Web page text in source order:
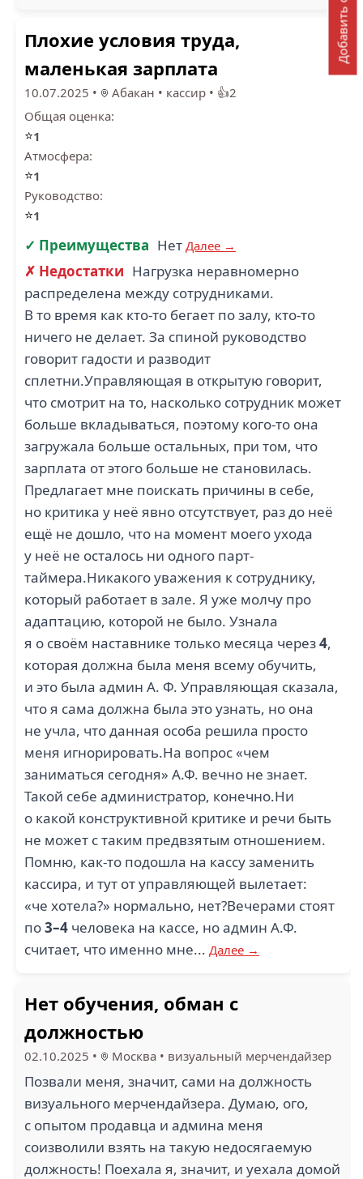
Плохие условия труда,
маленькая зарплата
10.07.2025 • Абакан • кассир • 👍2
Общая оценка:
⭐1
Атмосфера:
⭐1
Руководство:
⭐1
✓ Преимущества Нет Далее →
✗ Недостатки Нагрузка неравномерно
распределена между сотрудниками.
В то время как кто-то бегает по залу, кто-то
ничего не делает. За спиной руководство
говорит гадости и разводит
сплетни.Управляющая в открытую говорит,
что смотрит на то, насколько сотрудник может
больше вкладываться, поэтому кого-то она
загружала больше остальных, при том, что
зарплата от этого больше не становилась.
Предлагает мне поискать причины в себе,
но критика у неё явно отсутствует, раз до неё
ещё не дошло, что на момент моего ухода
у неё не осталось ни одного парт-
таймера.Никакого уважения к сотруднику,
который работает в зале. Я уже молчу про
адаптацию, которой не было. Узнала
я о своём наставнике только месяца через4,
которая должна была меня всему обучить,
и это была админ А. Ф. Управляющая сказала,
что я сама должна была это узнать, но она
не учла, что данная особа решила просто
меня игнорировать.На вопрос «чем
заниматься сегодня» А.Ф. вечно не знает.
Такой себе администратор, конечно.Ни
о какой конструктивной критике и речи быть
не может с таким предвзятым отношением.
Помню, как-то подошла на кассу заменить
кассира, и тут от управляющей вылетает:
«че хотела?» нормально, нет?Вечерами стоят
по3–4 человека на кассе, но админ А.Ф.
считает, что именно мне... Далее →
Нет обучения, обман с
должностью
02.10.2025 • Москва • визуальный мерчендайзер
Позвали меня, значит, сами на должность
визуального мерчендайзера. Думаю, ого,
с опытом продавца и админа меня
соизволили взять на такую недосягаемую
должность! Поехала я, значит, и уехала домой